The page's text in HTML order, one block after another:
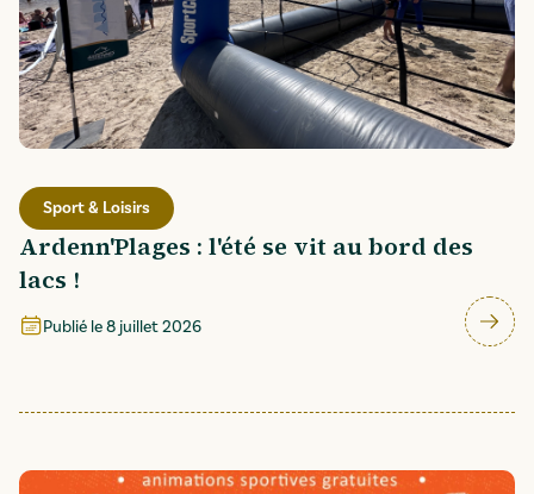
Sport & Loisirs
Ardenn'Plages : l'été se vit au bord des
lacs !
Publié le8 juillet 2026